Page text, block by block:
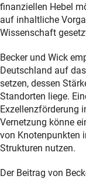
finanziellen Hebel
auf inhaltliche
Wissenschaft
Becker und Wick
Deutschland auf
setzen, dessen
Standorten liege.
Exzellenzförderung
Vernetzung könne
von Knotenpunkten
Strukturen nutzen.
Der Beitrag von